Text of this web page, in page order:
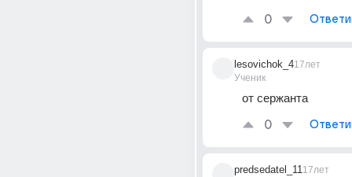
0
lesovichok_4
Ученик
17лет
от сержанта
0
predsedatel_1117лет